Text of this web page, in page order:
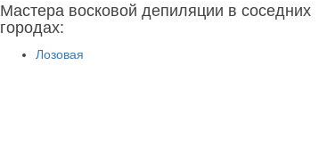
Мастера восковой депиляции в соседних
городах:
Лозовая